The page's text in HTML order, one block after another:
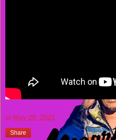
at May 29, 2021
Share